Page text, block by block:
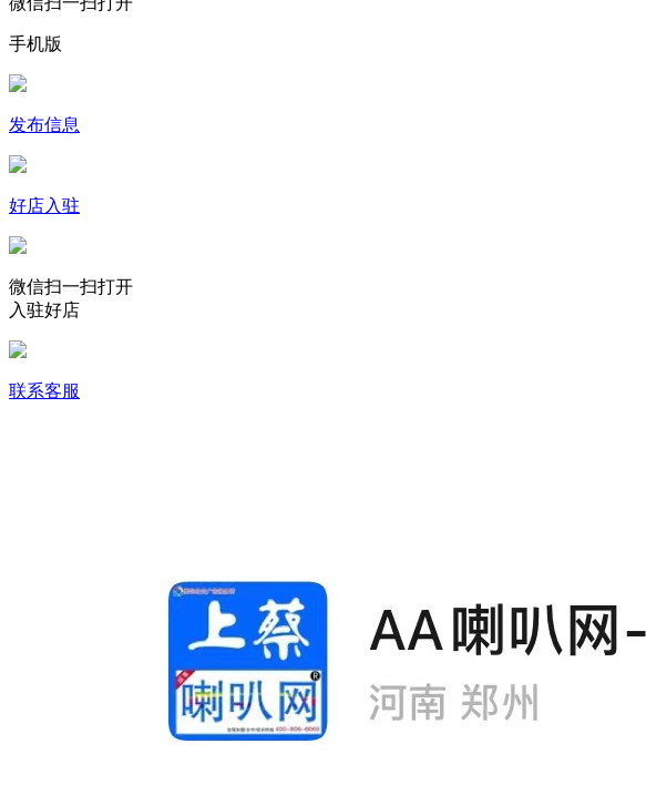
手机版
发布信息
好店入驻
微信扫一扫打开
入驻好店
联系客服